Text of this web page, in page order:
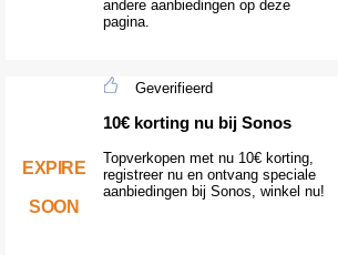
andere aanbiedingen op deze
pagina.
EXPIRE
SOON
Geverifieerd
10€ korting nu bij Sonos
Topverkopen met nu 10€ korting,
registreer nu en ontvang speciale
aanbiedingen bij Sonos, winkel nu!